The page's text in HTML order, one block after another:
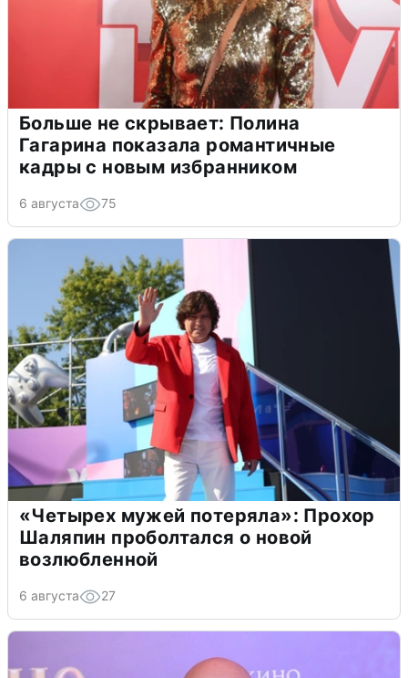
Больше не скрывает: Полина
Гагарина показала романтичные
кадры с новым избранником
6 августа 75
«Четырех мужей потеряла»: Прохор
Шаляпин проболтался о новой
возлюбленной
6 августа 27